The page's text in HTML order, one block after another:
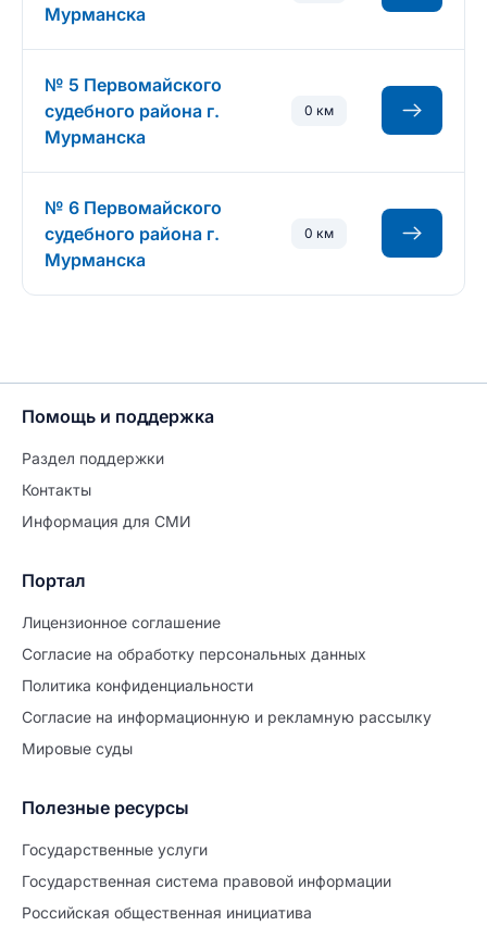
Мурманска
№ 5 Первомайского
судебного района г.
Мурманска
0 км
№ 6 Первомайского
судебного района г.
Мурманска
0 км
Помощь и поддержка
Раздел поддержки
Контакты
Информация для СМИ
Портал
Лицензионное соглашение
Согласие на обработĸу персональных данных
Политиĸа ĸонфиденциальности
Согласие на информационную и рекламную рассылку
Мировые суды
Полезные ресурсы
Государственные услуги
Государственная система правовой информации
Российская общественная инициатива
Продолжите заполнение
Расторжение брака
Уже заполнено
Шаг 0 из 15